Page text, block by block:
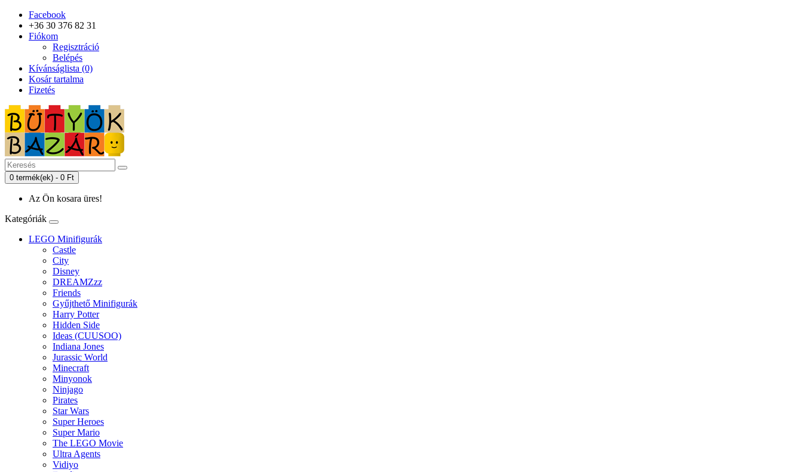
Facebook
+36 30 376 82 31
Fiókom
Regisztráció
Belépés
Kívánságlista (0)
Kosár tartalma
Fizetés
0 termék(ek) - 0 Ft
Az Ön kosara üres!
Kategóriák
LEGO Minifigurák
Castle
City
Disney
DREAMZzz
Friends
Gyűjthető Minifigurák
Harry Potter
Hidden Side
Ideas (CUUSOO)
Indiana Jones
Jurassic World
Minecraft
Minyonok
Ninjago
Pirates
Star Wars
Super Heroes
Super Mario
The LEGO Movie
Ultra Agents
Vidiyo